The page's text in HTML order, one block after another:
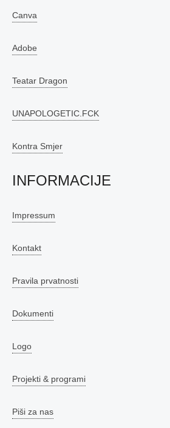
Canva
Adobe
Teatar Dragon
UNAPOLOGETIC.FCK
Kontra Smjer
INFORMACIJE
Impressum
Kontakt
Pravila prvatnosti
Dokumenti
Logo
Projekti & programi
Piši za nas